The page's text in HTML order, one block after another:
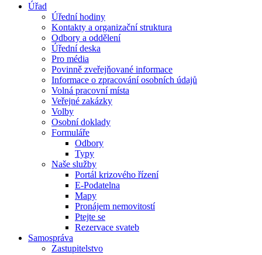
Úřad
Úřední hodiny
Kontakty a organizační struktura
Odbory a oddělení
Úřední deska
Pro média
Povinně zveřejňované informace
Informace o zpracování osobních údajů
Volná pracovní místa
Veřejné zakázky
Volby
Osobní doklady
Formuláře
Odbory
Typy
Naše služby
Portál krizového řízení
E-Podatelna
Mapy
Pronájem nemovitostí
Ptejte se
Rezervace svateb
Samospráva
Zastupitelstvo